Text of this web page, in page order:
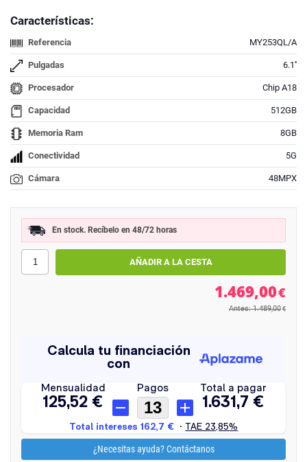
Características:
Referencia MY253QL/A
Pulgadas 6.1''
Procesador Chip A18
Capacidad 512GB
Memoria Ram 8GB
Conectividad 5G
Cámara 48MPX
En stock. Recíbelo en 48/72 horas
1.469,00€
Antes: 1.489,00 €
¿Necesitas ayuda? Contáctanos